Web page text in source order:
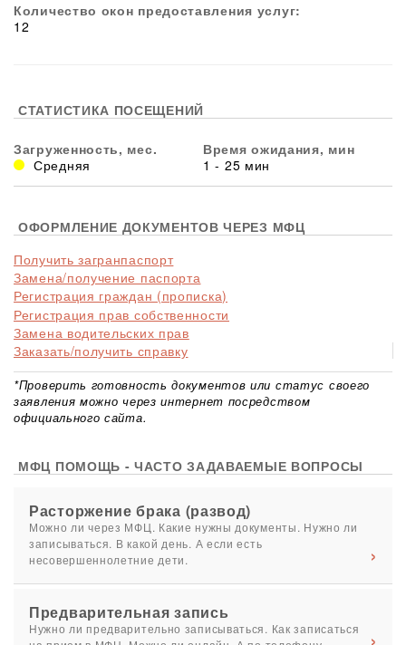
Количество окон предоставления услуг:
12
СТАТИСТИКА ПОСЕЩЕНИЙ
Загруженность, мес.
Средняя
Время ожидания, мин
1 - 25 мин
ОФОРМЛЕНИЕ ДОКУМЕНТОВ ЧЕРЕЗ МФЦ
Получить загранпаспорт
Замена/получение паспорта
Регистрация граждан (прописка)
Регистрация прав собственности
Замена водительских прав
Заказать/получить справку
*Проверить готовность документов или статус своего
заявления можно через интернет посредством
официального сайта.
МФЦ ПОМОЩЬ - ЧАСТО ЗАДАВАЕМЫЕ ВОПРОСЫ
Расторжение брака (развод)
Можно ли через МФЦ. Какие нужны документы. Нужно ли
записываться. В какой день. А если есть
несовершеннолетние дети.
Предварительная запись
Нужно ли предварительно записываться. Как записаться